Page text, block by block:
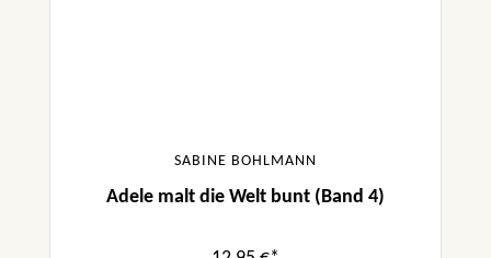
SABINE BOHLMANN
Adele malt die Welt bunt (Band 4)